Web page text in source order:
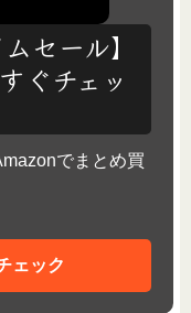
セール】
ぐチェッ
でまとめ買
ェック